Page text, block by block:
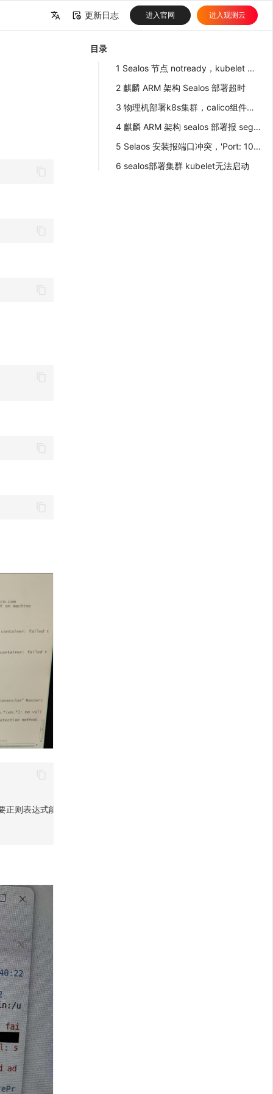
更新日志 进入官网 进入观测云
目录
1 Sealos 节点 notready，kubelet 报 node not found
2 麒麟 ARM 架构 Sealos 部署超时
3 物理机部署k8s集群，calico组件无法启动
4 麒麟 ARM 架构 sealos 部署报 segmentation fault
5 Selaos 安装报端口冲突，'Port: 10249 occupied'
6 sealos部署集群 kubelet无法启动
表达式能匹配到